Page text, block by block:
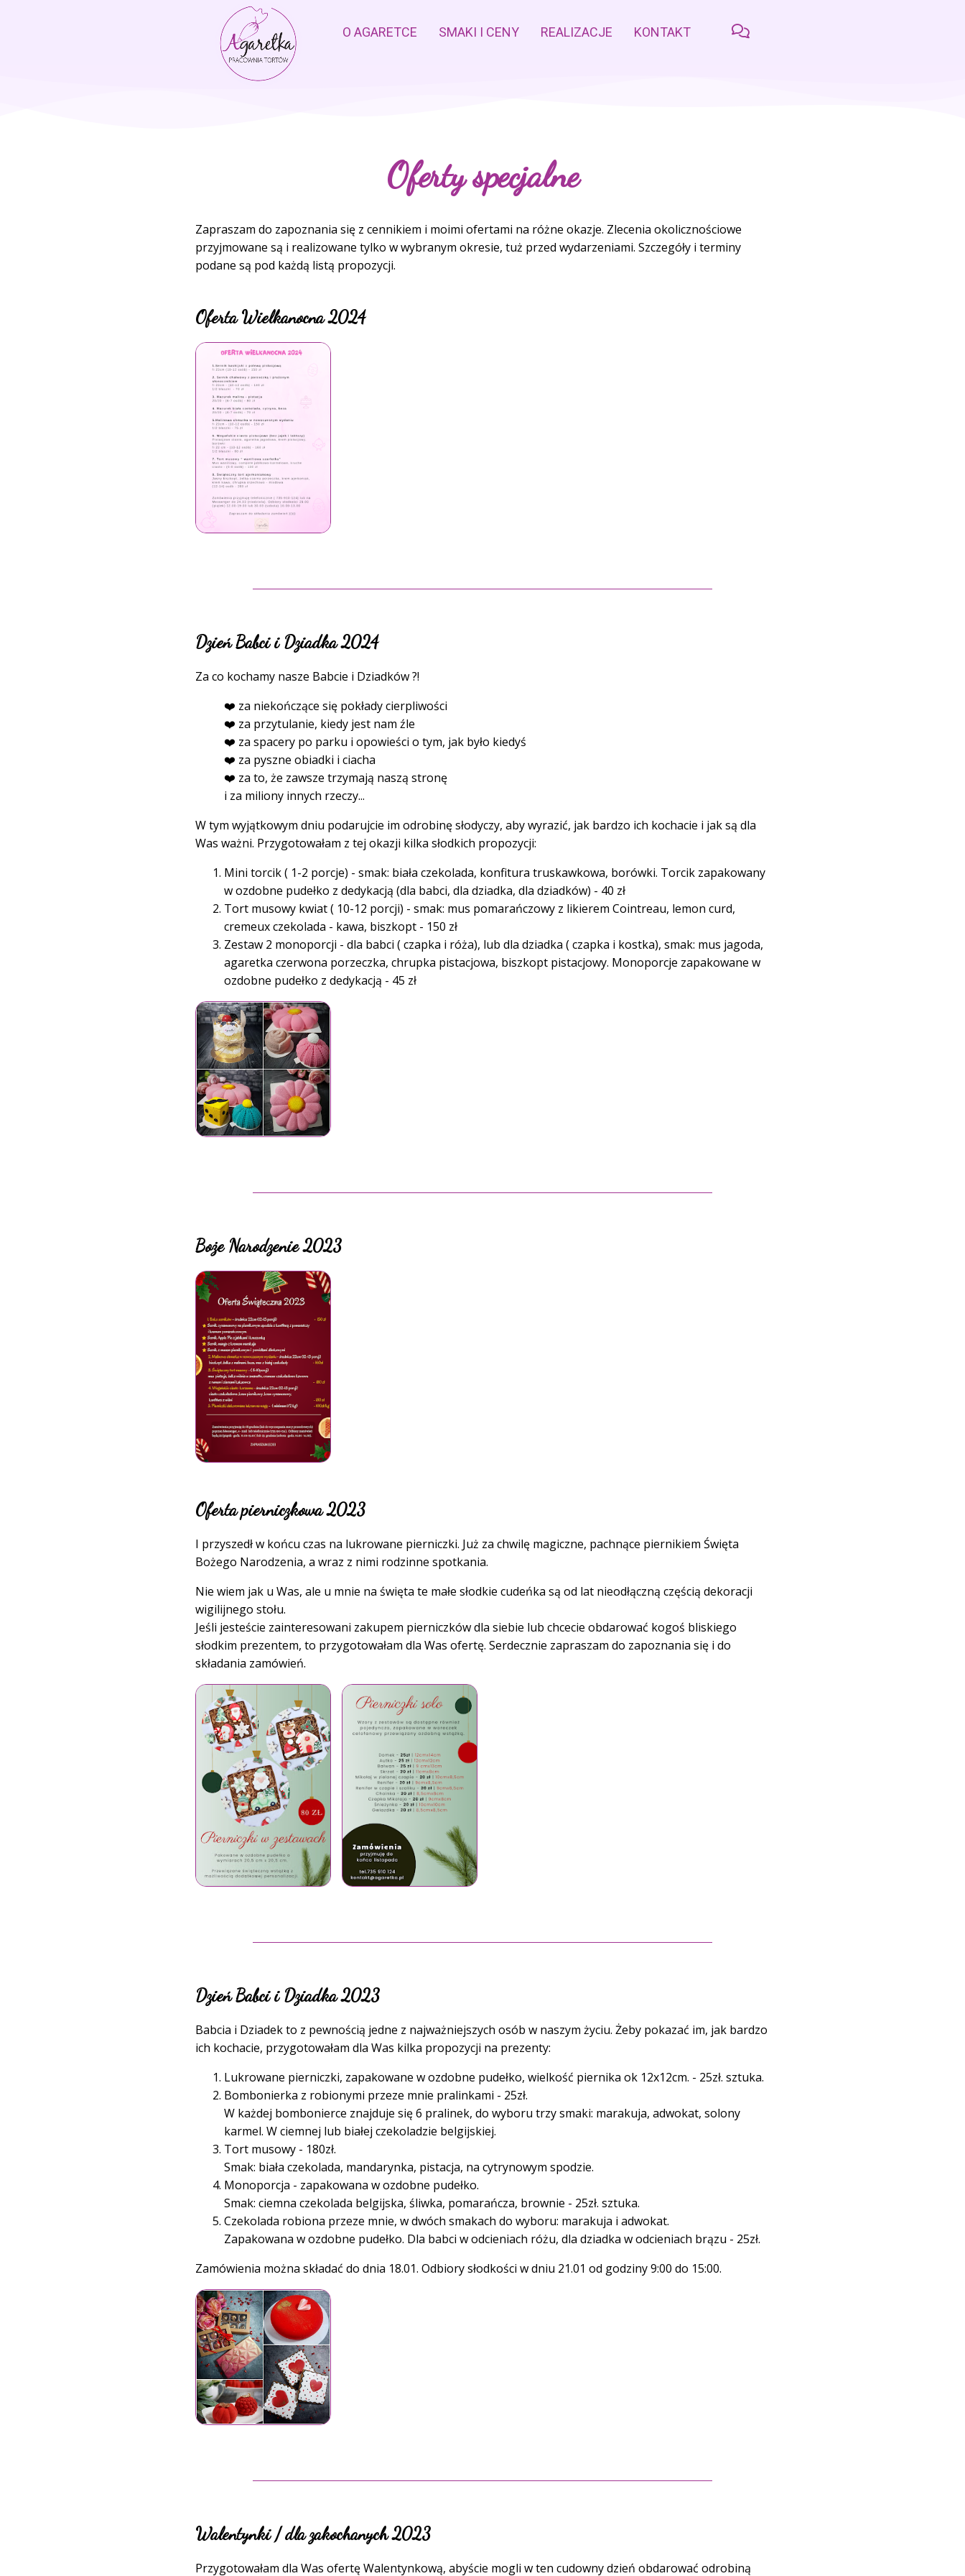
O AGARETCE SMAKI I CENY REALIZACJE KONTAKT
Oferty specjalne
Zapraszam do zapoznania się z cennikiem i moimi ofertami na różne okazje. Zlecenia okolicznościowe
przyjmowane są i realizowane tylko w wybranym okresie, tuż przed wydarzeniami. Szczegóły i terminy
podane są pod każdą listą propozycji.
Oferta Wielkanocna 2024
Dzień Babci i Dziadka 2024
Za co kochamy nasze Babcie i Dziadków ?!
❤️ za niekończące się pokłady cierpliwości
❤️ za przytulanie, kiedy jest nam źle
❤️ za spacery po parku i opowieści o tym, jak było kiedyś
❤️ za pyszne obiadki i ciacha
❤️ za to, że zawsze trzymają naszą stronę
i za miliony innych rzeczy...
W tym wyjątkowym dniu podarujcie im odrobinę słodyczy, aby wyrazić, jak bardzo ich kochacie i jak są dla
Was ważni. Przygotowałam z tej okazji kilka słodkich propozycji:
Mini torcik ( 1-2 porcje) - smak: biała czekolada, konfitura truskawkowa, borówki. Torcik zapakowany
w ozdobne pudełko z dedykacją (dla babci, dla dziadka, dla dziadków) - 40 zł
Tort musowy kwiat ( 10-12 porcji) - smak: mus pomarańczowy z likierem Cointreau, lemon curd,
cremeux czekolada - kawa, biszkopt - 150 zł
Zestaw 2 monoporcji - dla babci ( czapka i róża), lub dla dziadka ( czapka i kostka), smak: mus jagoda,
agaretka czerwona porzeczka, chrupka pistacjowa, biszkopt pistacjowy. Monoporcje zapakowane w
ozdobne pudełko z dedykacją - 45 zł
Boże Narodzenie 2023
Oferta pierniczkowa 2023
I przyszedł w końcu czas na lukrowane pierniczki. Już za chwilę magiczne, pachnące piernikiem Święta
Bożego Narodzenia, a wraz z nimi rodzinne spotkania.
Nie wiem jak u Was, ale u mnie na święta te małe słodkie cudeńka są od lat nieodłączną częścią dekoracji
wigilijnego stołu.
Jeśli jesteście zainteresowani zakupem pierniczków dla siebie lub chcecie obdarować kogoś bliskiego
słodkim prezentem, to przygotowałam dla Was ofertę. Serdecznie zapraszam do zapoznania się i do
składania zamówień.
Dzień Babci i Dziadka 2023
Babcia i Dziadek to z pewnością jedne z najważniejszych osób w naszym życiu. Żeby pokazać im, jak bardzo
ich kochacie, przygotowałam dla Was kilka propozycji na prezenty:
Lukrowane pierniczki, zapakowane w ozdobne pudełko, wielkość piernika ok 12x12cm. - 25zł. sztuka.
Bombonierka z robionymi przeze mnie pralinkami - 25zł.
W każdej bombonierce znajduje się 6 pralinek, do wyboru trzy smaki: marakuja, adwokat, solony
karmel. W ciemnej lub białej czekoladzie belgijskiej.
Tort musowy - 180zł.
Smak: biała czekolada, mandarynka, pistacja, na cytrynowym spodzie.
Monoporcja - zapakowana w ozdobne pudełko.
Smak: ciemna czekolada belgijska, śliwka, pomarańcza, brownie - 25zł. sztuka.
Czekolada robiona przeze mnie, w dwóch smakach do wyboru: marakuja i adwokat.
Zapakowana w ozdobne pudełko. Dla babci w odcieniach różu, dla dziadka w odcieniach brązu - 25zł.
Zamówienia można składać do dnia 18.01. Odbiory słodkości w dniu 21.01 od godziny 9:00 do 15:00.
Walentynki / dla zakochanych 2023
Przygotowałam dla Was ofertę Walentynkową, abyście mogli w ten cudowny dzień obdarować odrobiną